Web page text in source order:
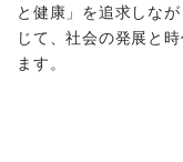
と健康」を追求しな
じて、社会の発展と
ます。